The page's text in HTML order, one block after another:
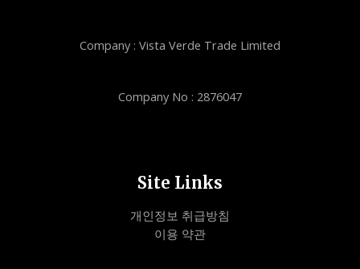
Company : Vista Verde Trade Limited
Company No : 2876047
Site Links
개인정보 취급방침
이용 약관